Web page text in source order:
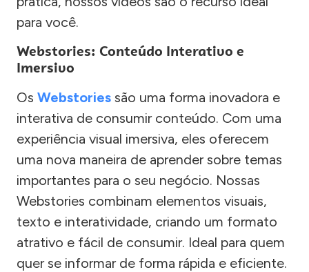
para você.
Webstories: Conteúdo Interativo e
Imersivo
Os Webstories são uma forma inovadora e
interativa de consumir conteúdo. Com uma
experiência visual imersiva, eles oferecem
uma nova maneira de aprender sobre temas
importantes para o seu negócio. Nossas
Webstories combinam elementos visuais,
texto e interatividade, criando um formato
atrativo e fácil de consumir. Ideal para quem
quer se informar de forma rápida e eficiente.